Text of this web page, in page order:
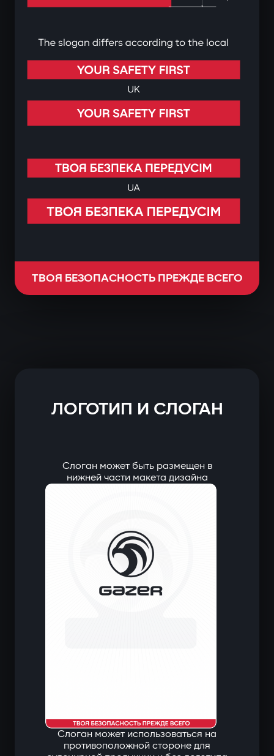
ТВОЯ БЕЗОПАСНОСТЬ ПРЕЖДЕ ВСЕГО
ЛОГОТИП И СЛОГАН
Слоган может быть размещен в
нижней части макета дизайна
Слоган может использоваться на
противоположной стороне для